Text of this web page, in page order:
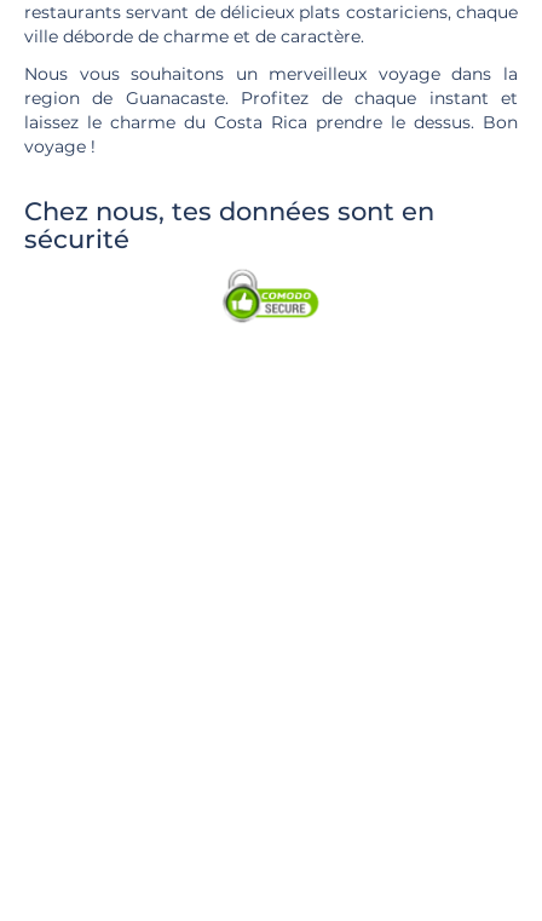
restaurants servant de délicieux plats costariciens, chaque
ville déborde de charme et de caractère.
Nous vous souhaitons un merveilleux voyage dans la
region de Guanacaste. Profitez de chaque instant et
laissez le charme du Costa Rica prendre le dessus. Bon
voyage !
Chez nous, tes données sont en
sécurité